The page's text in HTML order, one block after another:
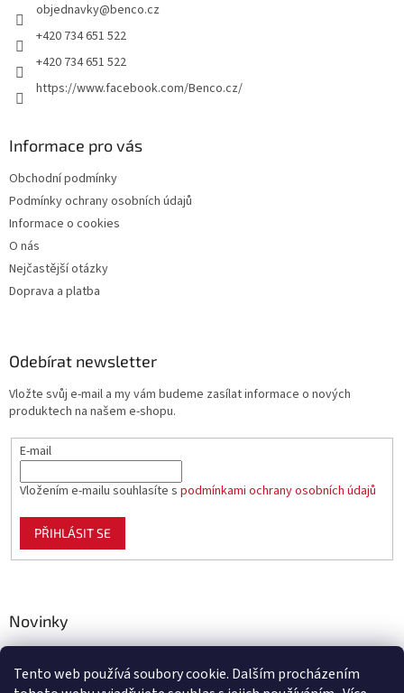
Tento web používá soubory cookie. Dalším procházením
objednavky@benco.cz
+420 734 651 522
+420 734 651 522
https://www.facebook.com/Benco.cz/
Informace pro vás
Obchodní podmínky
Podmínky ochrany osobních údajů
Informace o cookies
O nás
Nejčastější otázky
Doprava a platba
Odebírat newsletter
Vložte svůj e-mail a my vám budeme zasílat informace o nových
produktech na našem e-shopu.
E-mail
Vložením e-mailu souhlasíte s podmínkami ochrany osobních údajů
PŘIHLÁSIT SE
Novinky
zahradu, chov i domácnost